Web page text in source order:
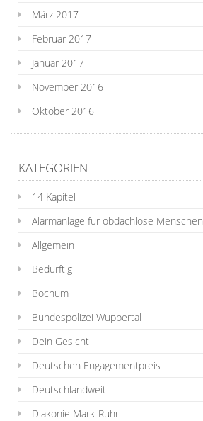
März 2017
Februar 2017
Januar 2017
November 2016
Oktober 2016
KATEGORIEN
14 Kapitel
Alarmanlage für obdachlose Menschen
Allgemein
Bedürftig
Bochum
Bundespolizei Wuppertal
Dein Gesicht
Deutschen Engagementpreis
Deutschlandweit
Diakonie Mark-Ruhr